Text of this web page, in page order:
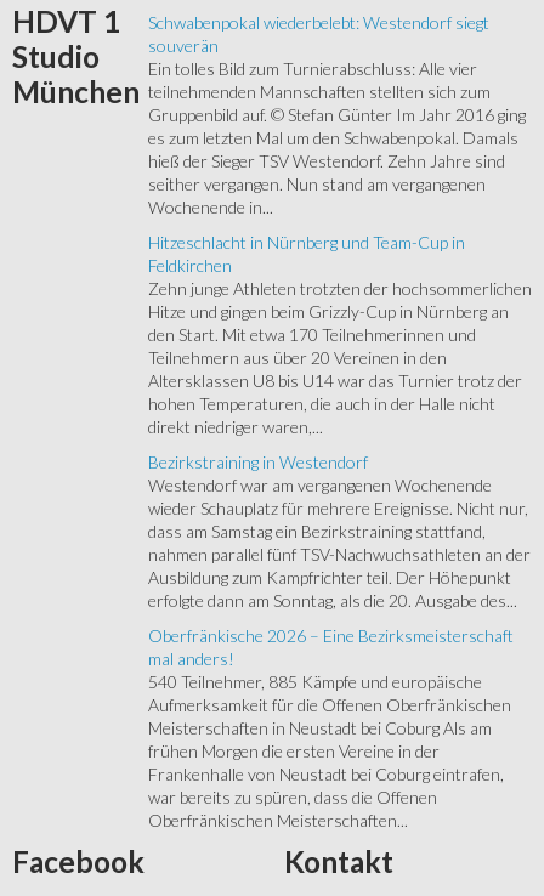
Schwabenpokal wiederbelebt: Westendorf siegt
souverän
Ein tolles Bild zum Turnierabschluss: Alle vier
teilnehmenden Mannschaften stellten sich zum
Gruppenbild auf. © Stefan Günter Im Jahr 2016 ging
es zum letzten Mal um den Schwabenpokal. Damals
hieß der Sieger TSV Westendorf. Zehn Jahre sind
seither vergangen. Nun stand am vergangenen
Wochenende in...
Hitzeschlacht in Nürnberg und Team-Cup in
Feldkirchen
Zehn junge Athleten trotzten der hochsommerlichen
Hitze und gingen beim Grizzly-Cup in Nürnberg an
den Start. Mit etwa 170 Teilnehmerinnen und
Teilnehmern aus über 20 Vereinen in den
Altersklassen U8 bis U14 war das Turnier trotz der
hohen Temperaturen, die auch in der Halle nicht
direkt niedriger waren,...
Bezirkstraining in Westendorf
Westendorf war am vergangenen Wochenende
wieder Schauplatz für mehrere Ereignisse. Nicht nur,
dass am Samstag ein Bezirkstraining stattfand,
nahmen parallel fünf TSV-Nachwuchsathleten an der
Ausbildung zum Kampfrichter teil. Der Höhepunkt
erfolgte dann am Sonntag, als die 20. Ausgabe des...
Oberfränkische 2026 – Eine Bezirksmeisterschaft
mal anders!
540 Teilnehmer, 885 Kämpfe und europäische
Aufmerksamkeit für die Offenen Oberfränkischen
Meisterschaften in Neustadt bei Coburg Als am
frühen Morgen die ersten Vereine in der
Frankenhalle von Neustadt bei Coburg eintrafen,
war bereits zu spüren, dass die Offenen
Oberfränkischen Meisterschaften...
HDVT 1
Studio
München
Facebook Kontakt